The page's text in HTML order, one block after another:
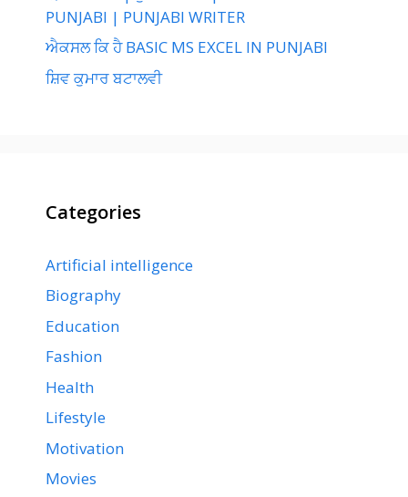
PUNJABI | PUNJABI WRITER
ਐਕਸਲ ਕਿ ਹੈ BASIC MS EXCEL IN PUNJABI
ਸ਼ਿਵ ਕੁਮਾਰ ਬਟਾਲਵੀ
Categories
Artificial intelligence
Biography
Education
Fashion
Health
Lifestyle
Motivation
Movies